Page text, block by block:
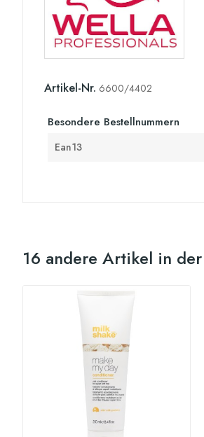
Artikel-Nr. 6600/4402
Besondere Bestellnummern
Ean13
16 andere Artikel in